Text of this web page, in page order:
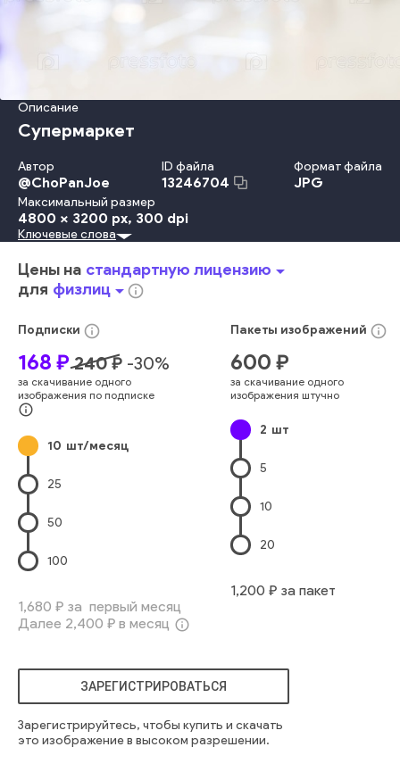
Описание
Супермаркет
Автор
@ChoPanJoe
ID файла
13246704
Формат файла
JPG
Максимальный размер
4800 x 3200 px, 300 dpi
Мода Путешествовать
Ходьба По Магазинам
Магазин Розничная Торговля
Коридор
Пассажир
Фоновые Изображения
Ворота
Не В Фокусе
Люди Путешествуют
Предыстория Архитектура Большой Город
интерьер городской этаж свет занятый
пятно
магазин
абстрактный белый
Ключевые слова
Цены на стандартную лицензиюarrow_drop_down
для физлицarrow_drop_downinfo_outline
Подписки info_outline
168 ₽ 240₽ -30%
за скачивание одного
изображения по подписке
info_outline
10 шт/месяц
25
50
100
1,680 ₽ за первый месяц
Далее 2,400 ₽ в месяц info_outline
Пакеты изображений info_outline
600 ₽
за скачивание одного
изображения штучно
2 шт
5
10
20
1,200 ₽ за пакет
ЗАРЕГИСТРИРОВАТЬСЯ
Зарегистрируйтесь, чтобы купить и скачать
это изображение в высоком разрешении.